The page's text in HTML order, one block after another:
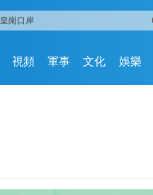
視頻 軍事 文化 娛樂